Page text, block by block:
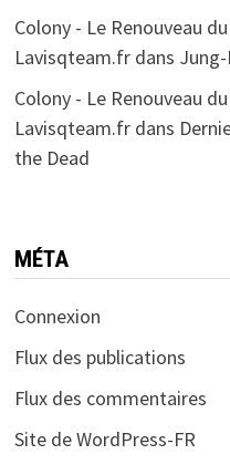
Colony - Le Renouveau
Lavisqteam.frdans Jung-
Colony - Le Renouveau
Lavisqteam.frdans
the Dead
MÉTA
Connexion
Flux des publications
Flux des commentaires
Site de WordPress-FR